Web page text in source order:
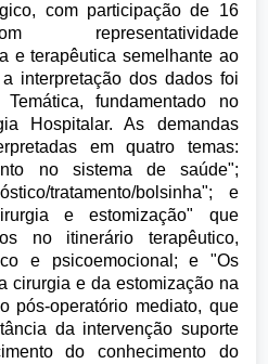
com participação de 16
representatividade
e terapêutica semelhante ao
interpretação dos dados foi
fundamentado no
Hospitalar. As demandas
em quatro temas:
no sistema de saúde";
tratamento/bolsinha"; e
e estomização" que
no itinerário terapêutico,
e psicoemocional; e "Os
cirurgia e da estomização na
pós-operatório mediato, que
da intervenção suporte
do conhecimento do